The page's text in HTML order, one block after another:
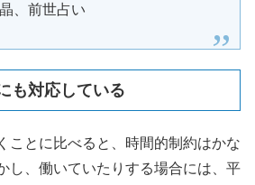
、前世占い
も対応している
ことに比べると、時間的制約はかな
し、働いていたりする場合には、平